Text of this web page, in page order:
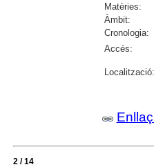
Matèries:
Àmbit:
Cronologia:
Accés:
Localització:
2 / 14